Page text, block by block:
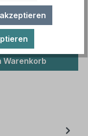
Versandkosten
im Warenkorb sind
möglich.
gewünschten
Warenkorb